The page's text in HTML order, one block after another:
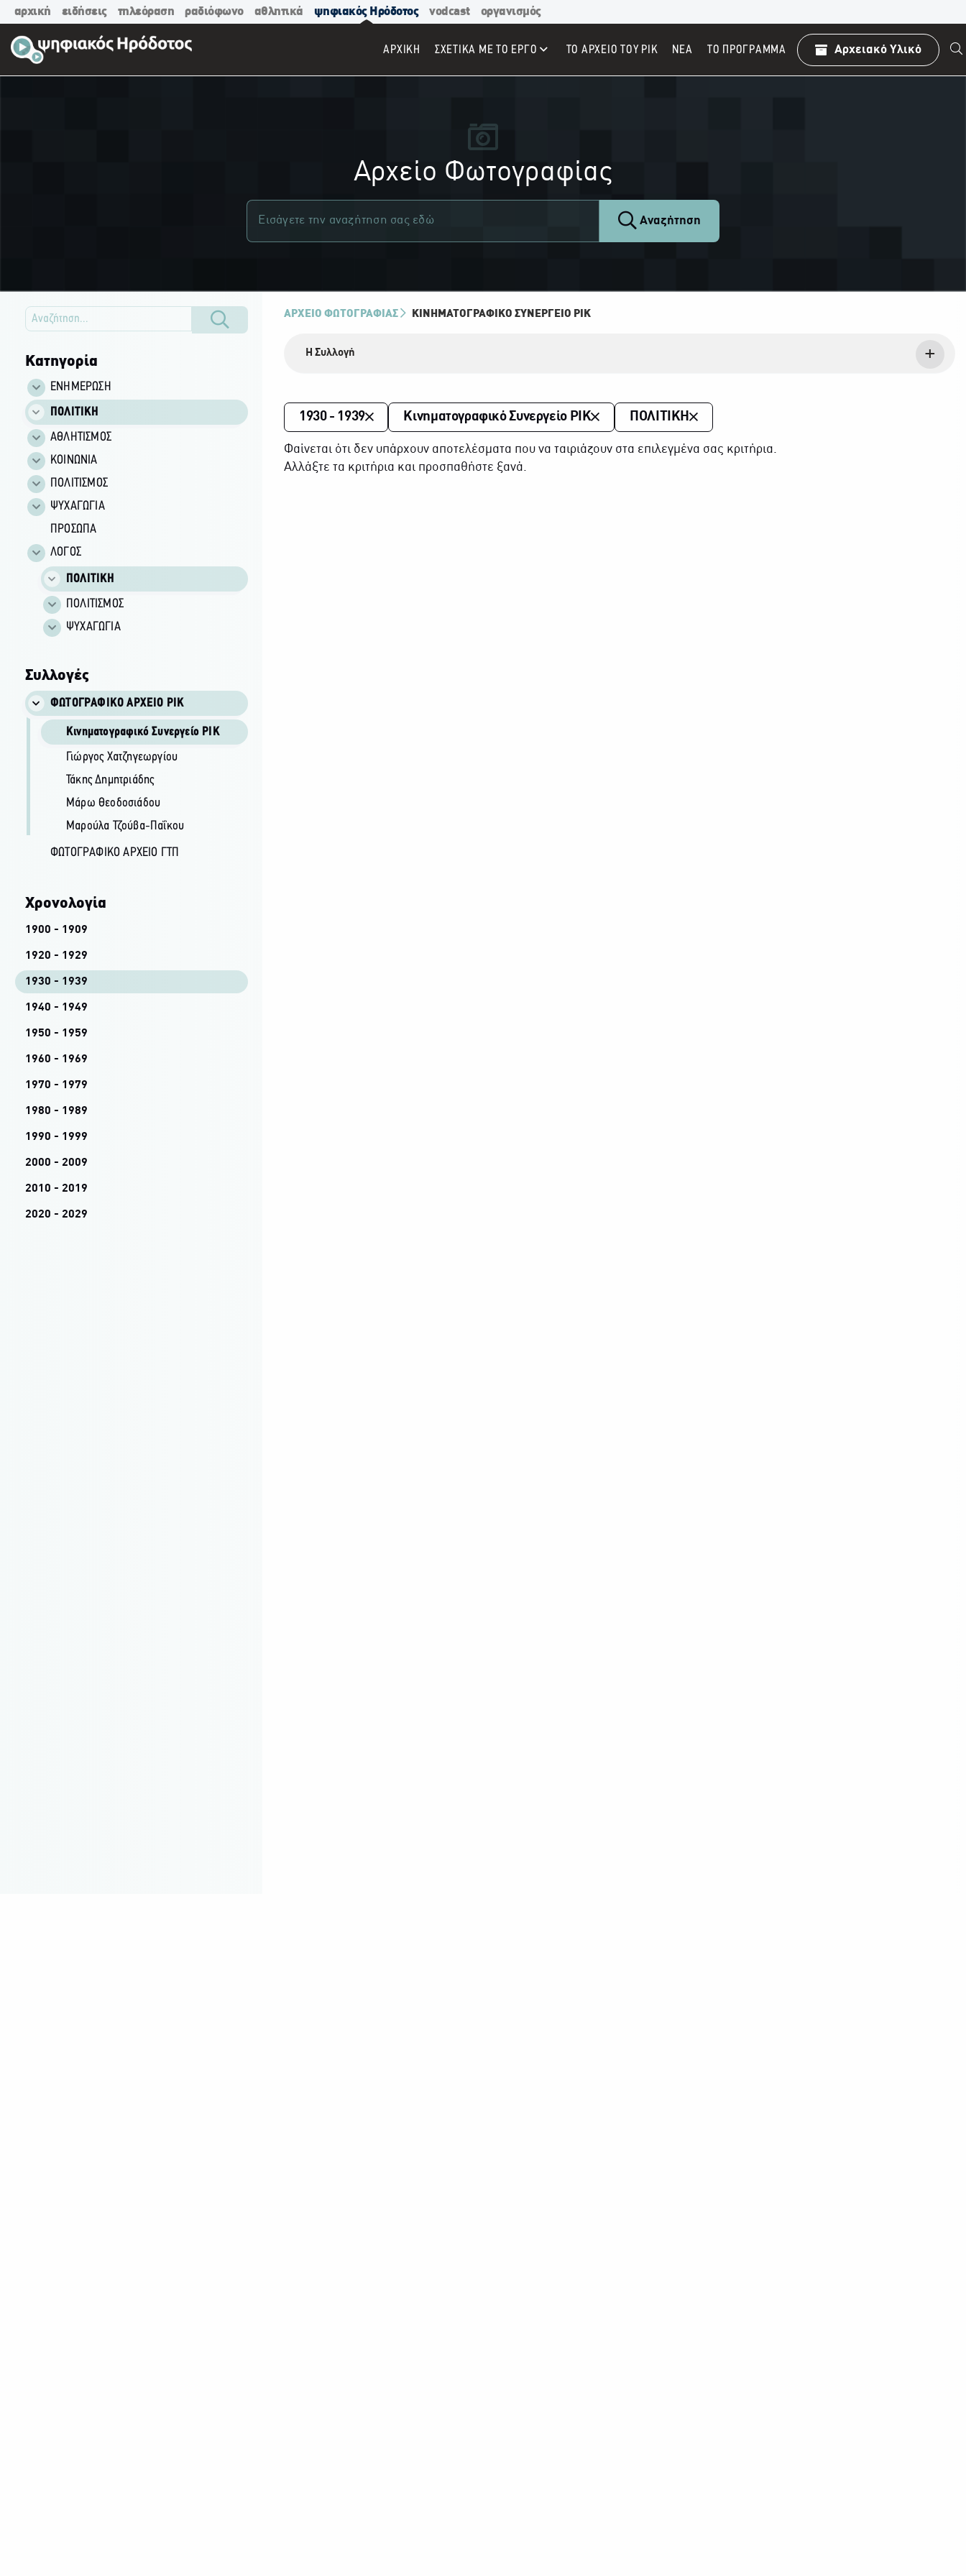
αρχική ειδήσεις τηλεόραση ραδιόφωνο αθλητικά ψηφιακός Ηρόδοτος vodcast οργανισμός
ΑΡΧΙΚΉ ΣΧΕΤΙΚΑ ΜΕ ΤΟ ΕΡΓΟ ΤΟ ΑΡΧΕΙΟ ΤΟΥ ΡΙΚ ΝΕΑ TO ΠΡΌΓΡΑΜΜΑ Αρχειακό Υλικό
Αρχείο Φωτογραφίας
Αναζήτηση
Κατηγορία
ΕΝΗΜΕΡΩΣΗ
ΠΟΛΙΤΙΚΗ
ΑΘΛΗΤΙΣΜΟΣ
ΚΟΙΝΩΝΙΑ
ΠΟΛΙΤΙΣΜΟΣ
ΨΥΧΑΓΩΓΙΑ
ΠΡΟΣΩΠΑ
ΛΟΓΟΣ
ΠΟΛΙΤΙΚΗ
ΠΟΛΙΤΙΣΜΟΣ
ΨΥΧΑΓΩΓΙΑ
Συλλογές
ΦΩΤΟΓΡΑΦΙΚΌ ΑΡΧΕΊΟ ΡΙΚ
Κινηματογραφικό Συνεργείο ΡΙΚ
Γιώργος Χατζηγεωργίου
Τάκης Δημητριάδης
Μάρω Θεοδοσιάδου
Μαρούλα Τζούβα-Παΐκου
ΦΩΤΟΓΡΑΦΙΚΌ ΑΡΧΕΊΟ ΓΤΠ
Χρονολογία
1900 - 1909
1920 - 1929
1930 - 1939
1940 - 1949
1950 - 1959
1960 - 1969
1970 - 1979
1980 - 1989
1990 - 1999
2000 - 2009
2010 - 2019
2020 - 2029
ΑΡΧΕΙΟ ΦΩΤΟΓΡΑΦΙΑΣ ΚΙΝΗΜΑΤΟΓΡΑΦΙΚΌ ΣΥΝΕΡΓΕΊΟ ΡΙΚ
Η Συλλογή
1930 - 1939 Κινηματογραφικό Συνεργείο ΡΙΚ ΠΟΛΙΤΙΚΗ
Φαίνεται ότι δεν υπάρχουν αποτελέσματα που να ταιριάζουν στα επιλεγμένα σας κριτήρια.
Αλλάξτε τα κριτήρια και προσπαθήστε ξανά.